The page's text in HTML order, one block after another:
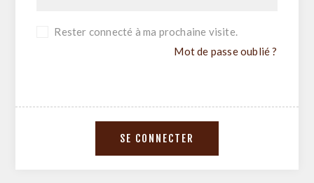
Rester connecté à ma prochaine visite.
Mot de passe oublié ?